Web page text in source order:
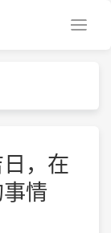
，在
情